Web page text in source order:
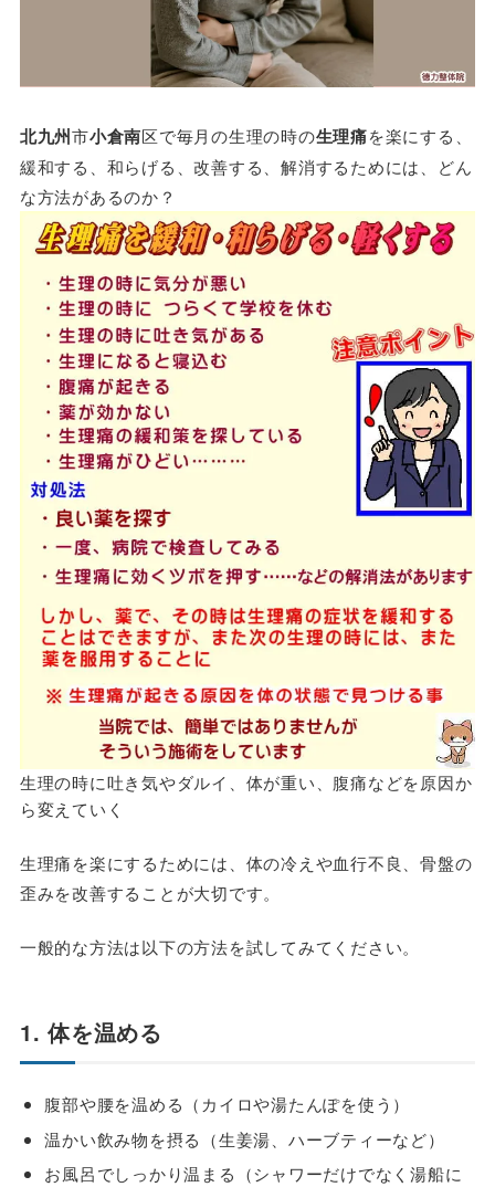
北九州市小倉南区で毎月の生理の時の生理痛を楽にする、
緩和する、和らげる、改善する、解消するためには、どん
な方法があるのか？
生理の時に吐き気やダルイ、体が重い、腹痛などを原因か
ら変えていく
生理痛を楽にするためには、体の冷えや血行不良、骨盤の
歪みを改善することが大切です。
一般的な方法は以下の方法を試してみてください。
1. 体を温める
腹部や腰を温める（カイロや湯たんぽを使う）
温かい飲み物を摂る（生姜湯、ハーブティーなど）
お風呂でしっかり温まる（シャワーだけでなく湯船に